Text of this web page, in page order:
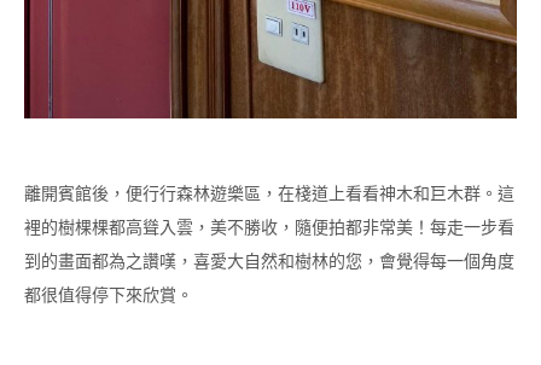
離開賓館後，便行行森林遊樂區，在棧道上看看神木和巨木群。這
裡的樹棵棵都高聳入雲，美不勝收，隨便拍都非常美！每走一步看
到的畫面都為之讚嘆，喜愛大自然和樹林的您，會覺得每一個角度
都很值得停下來欣賞。